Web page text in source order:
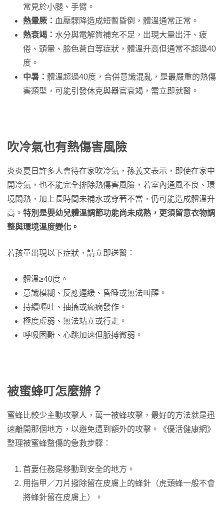
常見於小腿、手臂。
熱暈厥： 血壓驟降造成短暫昏倒，體溫通常正常。
熱衰竭： 水分與電解質補充不足，出現大量出汗、疲
倦、頭暈、臉色蒼白等症狀，體溫升高但通常不超過40
度。
中暑： 體溫超過40度，合併意識混亂，是最嚴重的熱傷
害類型，可能引發休克與器官衰竭，需立即就醫。
吹冷氣也有熱傷害風險
炎炎夏日許多人會待在家吹冷氣，孫義文表示，即使在家中
開冷氣，也不能完全排除熱傷害風險，若室內通風不良、環
境悶熱，加上長時間未補水或穿著不當，仍可能造成體溫升
高。 特別是嬰幼兒體溫調節功能尚未成熟，更須留意衣物調
整與環境溫度變化。
若孩童出現以下症狀，請立即送醫：
體溫≥40度。
意識模糊、反應遲緩、昏睡或無法叫醒。
持續嘔吐、抽搐或癲癇發作。
極度虛弱、無法站立或行走。
呼吸困難、心跳加速但脈搏微弱。
被蜜蜂叮怎麼辦？
蜜蜂比較少主動攻擊人，萬一被蜂攻擊，最好的方法就是迅
速離開那個地方，以避免遭到額外的攻擊。《優活健康網》
整理被蜜蜂螫傷的急救步驟：
首要任務是移動到安全的地方。
用指甲／刀片撥除留在皮膚上的蜂針（虎頭蜂一般不會
將蜂針留在皮膚上）。